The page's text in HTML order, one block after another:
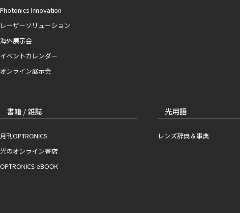
Photonics Innovation
レーザーソリューション
海外展示会
イベントカレンダー
オンライン展示会
書籍 / 雑誌
月刊OPTRONICS
光のオンライン書店
OPTRONICS eBOOK
光用語
レンズ辞典＆事典